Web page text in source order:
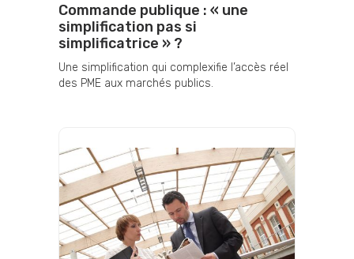
Commande publique : « une
simplification pas si
simplificatrice » ?
Une simplification qui complexifie l’accès réel
des PME aux marchés publics.